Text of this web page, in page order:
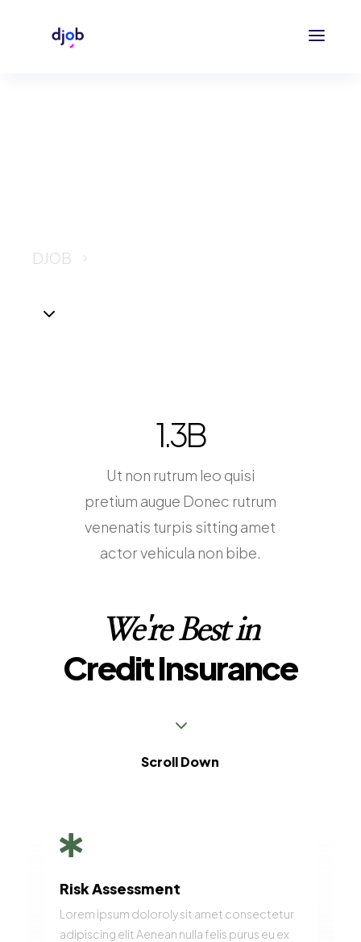
DJOB 5
3
1.7B
Ut non rutrum leo quisi
pretium augue Donec rutrum
venenatis turpis sitting amet
actor vehicula non bibe.
We're Best in
Credit Insurance
3
Scroll Down

Risk Assessment
Lorem ipsum doloroly sit amet consectetur
adipiscing elit Aenean nulla felis purus eu ex